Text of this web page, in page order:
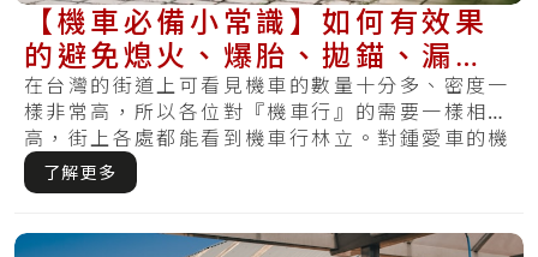
【機車必備小常識】如何有效果
的避免熄火、爆胎、拋錨、漏油
再次發生？
在台灣的街道上可看見機車的數量十分多、密度一
樣非常高，所以各位對『機車行』的需要一樣相當
高，街上各處都能看到機車行林立。對鍾愛車的機
車族.....
了解更多